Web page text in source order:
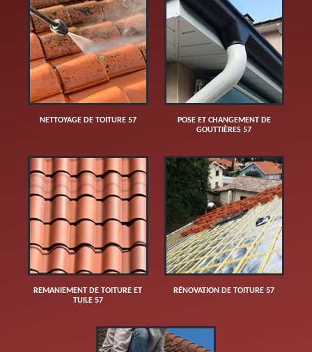
NETTOYAGE DE TOITURE 57
POSE ET CHANGEMENT DE
GOUTTIÈRES 57
REMANIEMENT DE TOITURE ET
TUILE 57
RÉNOVATION DE TOITURE 57